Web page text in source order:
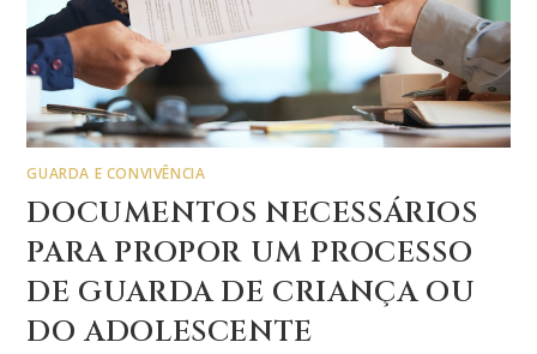
GUARDA E CONVIVÊNCIA
DOCUMENTOS NECESSÁRIOS
PARA PROPOR UM PROCESSO
DE GUARDA DE CRIANÇA OU
DO ADOLESCENTE